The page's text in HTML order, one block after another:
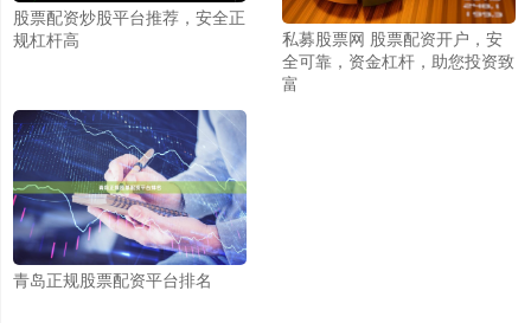
股票配资炒股平台推荐，安全正
规杠杆高
私募股票网 股票配资开户，安
全可靠，资金杠杆，助您投资致
富
青岛正规股票配资平台排名